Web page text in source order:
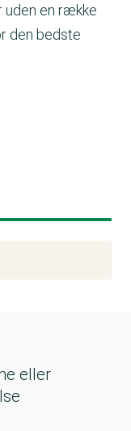
uden en række
den bedste
eller